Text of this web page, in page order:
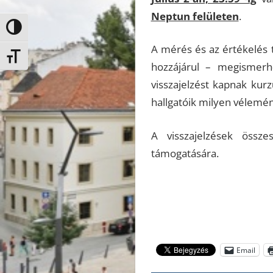
Nagy kontraszt váltása
Betűméret váltása
Neptun felületen.
A mérés és az értékelés
hozzájárul –
visszajelzést kapnak
hallgatóik milyen
A visszajelzések
támogatására.
Email